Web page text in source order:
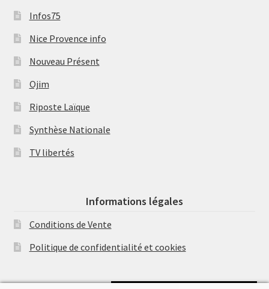
Infos75
Nice Provence info
Nouveau Présent
Ojim
Riposte Laïque
Synthèse Nationale
TV libertés
Informations légales
Conditions de Vente
Politique de confidentialité et cookies